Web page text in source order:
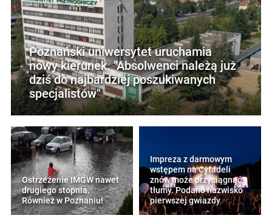
Poznański uniwersytet uruchamia
nowy kierunek. "Absolwenci należą już
dziś do najbardziej poszukiwanych
specjalistów"
Ostrzeżenie IMGW nawet
drugiego stopnia.
Również w Poznaniu!
Impreza z darmowym
wstępem na Cytadeli
znów może przyciągnąć
tłumy. Podano nazwisko
pierwszej gwiazdy